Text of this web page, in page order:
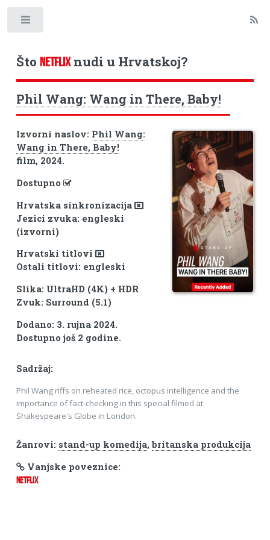
Što NETFLIXnudi u Hrvatskoj?
Phil Wang: Wang in There, Baby!
Izvorni naslov: Phil Wang:
Wang in There, Baby!
film, 2024.
Dostupno
Hrvatska sinkronizacija
Jezici zvuka: engleski
(izvorni)
Hrvatski titlovi
Ostali titlovi: engleski
Slika: UltraHD (4K) + HDR
Zvuk: Surround (5.1)
Dodano: 3. rujna 2024.
Dostupno još 2 godine.
Sadržaj:
Phil Wang riffs on reheated rice, octopus intelligence and the
importance of fact-checking in this special filmed at
Shakespeare's Globe in London.
Žanrovi: stand-up komedija, britanska produkcija
Vanjske poveznice:
NETFLIX